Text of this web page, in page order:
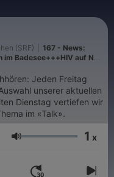
(SRF)
167 - News:
Badesee+++HIV auf Null
Jeden Freitag
unserer aktuellen
Dienstag vertiefen wir
im «Talk».
Volumen 1 x